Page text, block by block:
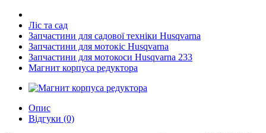
Ліс та сад
Запчастини для садової техніки Husqvarna
Запчастини для мотокіс Husqvarna
Запчастини для мотокоси Husqvarna 233
Магнит корпуса редуктора
Опис
Відгуки (0)